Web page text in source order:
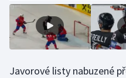
Veslování
Vodní slalom
Javorové listy nabuzené